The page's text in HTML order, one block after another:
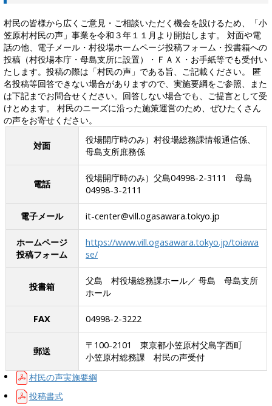
村民の皆様から広くご意見・ご相談いただく機会を設けるため、「小
笠原村村民の声」事業を令和３年１１月より開始します。 対面や電
話の他、電子メール・村役場ホームページ投稿フォーム・投書箱への
投稿（村役場本庁・母島支所に設置）・ＦＡＸ・お手紙等でも受付い
たします。投稿の際は「村民の声」である旨、ご記載ください。 匿
名投稿等回答できない場合がありますので、実施要綱をご参照、また
は下記までお問合せください。回答しない場合でも、ご提言として受
けとめます。 村民のニーズに沿った施策運営のため、ぜひたくさん
の声をお寄せください。
対面
役場開庁時のみ）村役場総務課情報通信係、
母島支所庶務係
電話
役場開庁時のみ）父島04998-2-3111 母島
04998-3-2111
電子メール it-center@vill.ogasawara.tokyo.jp
ホームページ
投稿フォーム
https://www.vill.ogasawara.tokyo.jp/toiawa
se/
投書箱
父島 村役場総務課ホール／ 母島 母島支所
ホール
FAX 04998-2-3222
郵送
〒100-2101 東京都小笠原村父島字西町
小笠原村総務課 村民の声受付
村民の声実施要綱
投稿書式